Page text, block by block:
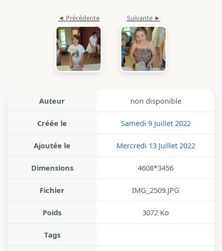
Auteur non disponible
Créée le Samedi 9 Juillet 2022
Ajoutée le Mercredi 13 Juillet 2022
Dimensions 4608*3456
Fichier IMG_2509.JPG
Poids 3072 Ko
Tags